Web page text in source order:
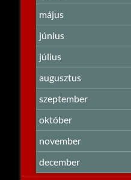
május
június
július
augusztus
szeptember
október
november
december